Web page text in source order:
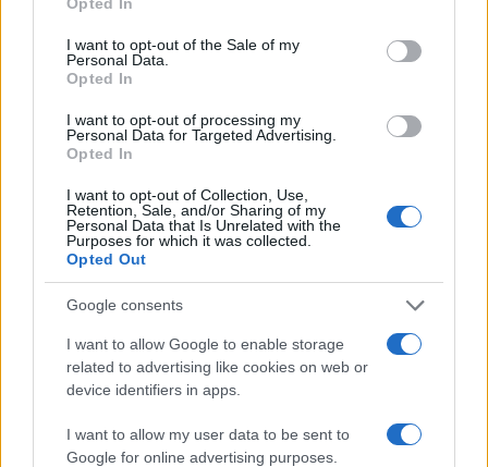
use your data for below specified purposes in below Google
consent section.
I want to opt-out of the Sale of my
Personal Data.
Opted In
I want to opt-out of processing my
Personal Data for Targeted Advertising.
Opted In
I want to opt-out of Collection, Use,
Retention, Sale, and/or Sharing of my
Personal Data that Is Unrelated with the
Purposes for which it was collected.
Opted Out
Google consents
I want to allow Google to enable storage
related to advertising like cookies on web or
device identifiers in apps.
I want to allow my user data to be sent to
Google for online advertising purposes.
per muoversi. Vela, canoa, tennis, fitness e
altre attività sportive ampliano il senso della
vacanza, soprattutto per chi non ama passare
l’intera giornata fermo in spiaggia. La vela e la
canoa sono coerenti con il contesto:
permettono di vivere l’acqua in modo più
paesaggio marino. Il tennis e il fitness
rispondono invece a un’esigenza diversa,
quella di mantenere una routine attiva anche
durante le ferie. Questo aspetto è
particolarmente interessante per coppie
giovani, gruppi di amici e famiglie con ragazzi,
perché consente di alternare mare, tornei,
lezioni collettive e attività organizzate. Le
escursioni completano il quadro e servono a
evitare che la vacanza resti confinata dentro il